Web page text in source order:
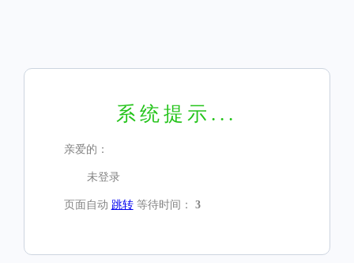
系统提示...
亲爱的：
未登录
页面自动 跳转等待时间： 3